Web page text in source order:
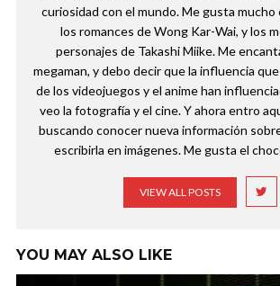
curiosidad con el mundo. Me gusta mucho
los romances de Wong Kar-Wai, y los
personajes de Takashi Miike. Me
megaman, y debo decir que la influencia
de los videojuegos y el anime han
veo la fotografía y el cine. Y ahora entro
buscando conocer nueva información
escribirla en imágenes. Me gusta el
VIEW ALL POSTS
YOU MAY ALSO LIKE